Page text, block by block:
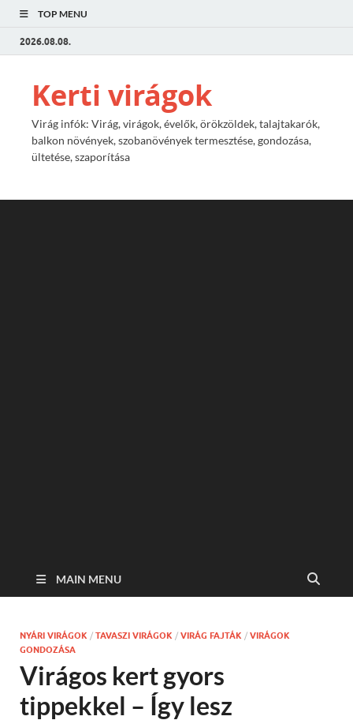
TOP MENU
2026.08.08.
Kerti virágok
Virág infók: Virág, virágok, évelők, örökzöldek, talajtakarók,
balkon növények, szobanövények termesztése, gondozása,
ültetése, szaporítása
MAIN MENU
NYÁRI VIRÁGOK / TAVASZI VIRÁGOK / VIRÁG FAJTÁK / VIRÁGOK
GONDOZÁSA
Virágos kert gyors
tippekkel – Így lesz